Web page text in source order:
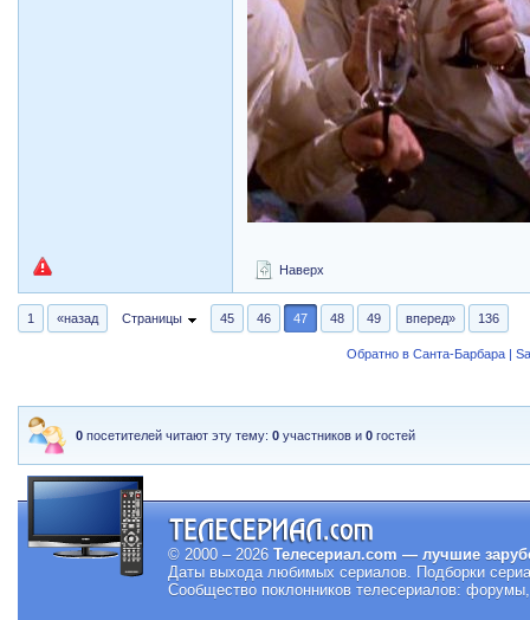
Наверх
1 «назад Страницы 45 46 47 48 49 вперед» 136
Обратно в Санта-Барбара |
0 посетителей читают эту тему:0 участников и0 гостей
© 2000 – 2026 Телесериал.com — лучшие
Даты выхода любимых сериалов. Подборки
Сообщество поклонников телесериалов: